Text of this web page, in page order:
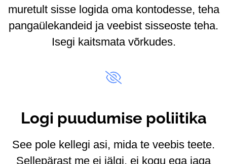
muretult sisse logida oma kontodesse, teha
pangaülekandeid ja veebist sisseoste teha.
Isegi kaitsmata võrkudes.
Logi puudumise poliitika
See pole kellegi asi, mida te veebis teete.
Sellepärast me ei jälgi, ei kogu ega jaga